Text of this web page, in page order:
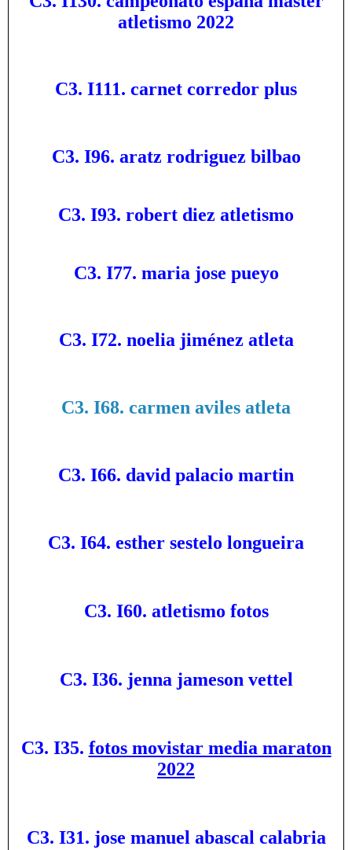
atletismo 2022
C3. I111. carnet corredor plus
C3. I96. aratz rodriguez bilbao
C3. I93. robert diez atletismo
C3. I77. maria jose pueyo
C3. I72. noelia jiménez atleta
C3. I68. carmen aviles atleta
C3. I66. david palacio martin
C3. I64. esther sestelo longueira
C3. I60. atletismo fotos
C3. I36. jenna jameson vettel
C3. I35. fotos movistar media maraton
2022
C3. I31. jose manuel abascal calabria